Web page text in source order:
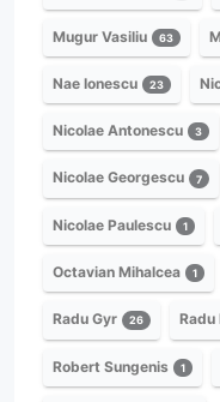
Mugur Vasiliu 63
Nae Ionescu 23
Nicolae Antonescu 3
Nicolae Georgescu 7
Nicolae Paulescu 1
Octavian Mihalcea 1
Radu Gyr 26 Radu
Robert Sungenis 1